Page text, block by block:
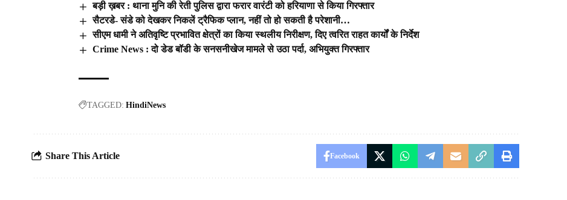
बड़ी ख़बर : थाना मुनि की रेती पुलिस द्वारा फरार वारंटी को हरियाणा से किया गिरफ्तार
सैटरडे- संडे को देखकर निकलें ट्रैफिक प्लान, नहीं तो हो सकती है परेशानी…
सीएम धामी ने अतिवृष्टि प्रभावित क्षेत्रों का किया स्थलीय निरीक्षण, दिए त्वरित राहत कार्यों के निर्देश
Crime News : दो डेड बॉडी के सनसनीखेज मामले से उठा पर्दा, अभियुक्त गिरफ्तार
TAGGED: HindiNews
Share This Article Facebook